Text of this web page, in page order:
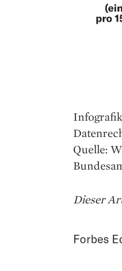
Quelle:
Dieser
Forbes